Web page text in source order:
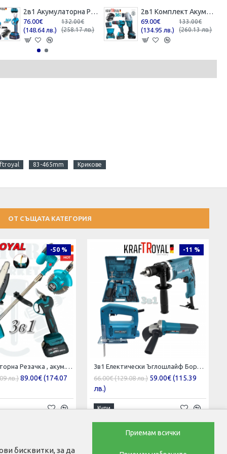
2в1 Акумулаторна Резачка с Автоматично Смазване на Веригата и Лозарска Ножица за Клони 36V 8,0AH KRAFTROYAL 2 батерии в куфар
76.00€
(148.64 лв.)
132.00€
(258.17 лв.)
2в1 Комплект Акумулаторен Винтоверт и Ъглошлайф 36V 8,0Ah KRAFTROYAL Безчетков Ударен 2 батерии
69.00€
(134.95 лв.)
133.00€
(260.13 лв.)
83-465mm Крикове
ОТ СЪЩАТА КАТЕГОРИЯ
-50 %
3в1 Акумулаторна Резачка , акум. тример и лозарска ножица KraftRoyal 3 батерий
лв.) 89.00€ (174.07
-11 %
3в1 Електически Ъглошлайф Бормашина и Зеге KRAFTROYAL Комплект
66.00€ (129.08 лв.) 59.00€ (115.39
лв.)
Купи
бисквитки, за да
Приемам всички